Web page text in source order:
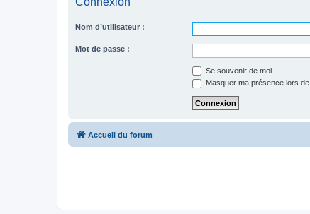
Nom d’utilisateur :
Mot de passe :
Se souvenir de moi
Masquer ma présence lors
Accueil du forum